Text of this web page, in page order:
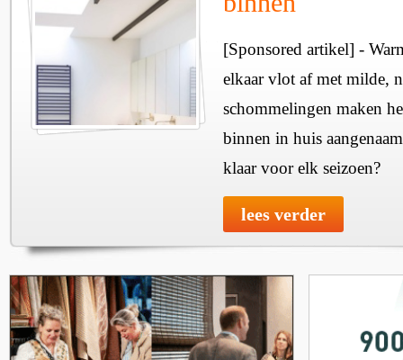
[Sponsored artikel] -
elkaar vlot af met milde,
schommelingen maken
binnen in huis
klaar voor elk seizoen?
lees verder